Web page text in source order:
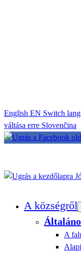
English EN Switch
váltása erre Slovenčina
A községről
A